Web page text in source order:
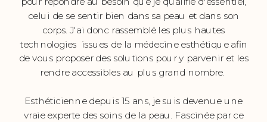
celui de se sentir bien dans sa peau et dans son
corps. J'ai donc rassemblé les plus hautes
technologies issues de la médecine esthétique afin
de vous proposer des solutions pour y parvenir et les
rendre accessibles au plus grand nombre.
Esthéticienne depuis 15 ans, je suis devenue une
vraie experte des soins de la peau. Fascinée par ce